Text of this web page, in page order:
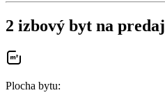
2 izbový byt na predaj
Plocha bytu: